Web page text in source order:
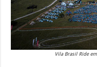
Vila Brasil Ride